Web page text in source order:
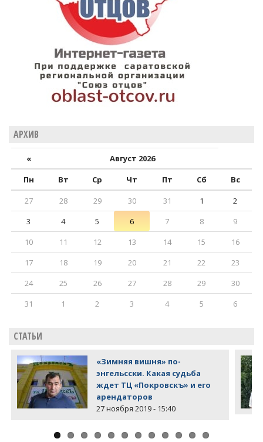
АРХИВ
«
Август 2026
Пн
Вт Ср Чт Пт Сб
Вс
27
28 29 30 31 1
2
3
4 5 6 7 8
9
10
11 12 13 14 15
16
17
18 19 20 21 22
23
24
25 26 27 28 29
30
31
1 2 3 4 5 6
СТАТЬИ
«Зимняя вишня» по-
энгельсски. Какая судьба
ждет ТЦ «Покровскъ» и его
арендаторов
27 ноября 2019 - 15:40